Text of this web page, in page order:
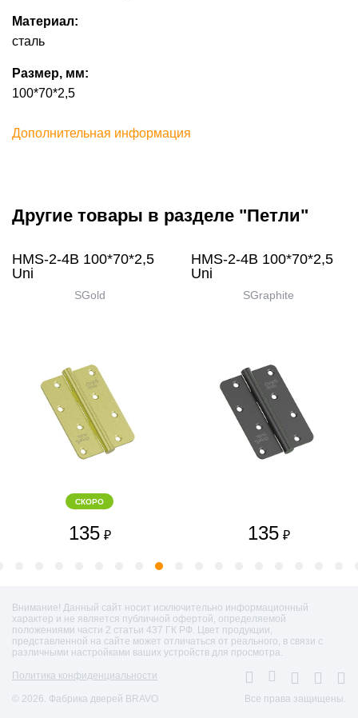
Материал:
сталь
Размер, мм:
100*70*2,5
Дополнительная информация
Другие товары в разделе "Петли"
HMS-2-4B 100*70*2,5
Uni
SGold
СКОРО
135 ₽
HMS-2-4B 100*70*2,5
Uni
SGraphite
135 ₽
Внимание! Данный сайт носит исключительно информационный
характер и не является публичной офертой, определяемой
положениями части 2 статьи 437 ГК РФ. Цвет продукции,
представленной на сайте может отличаться от реального, в связи с
различными настройками ваших устройств для просмотра.
Политика конфиденциальности
© 2026. Фабрика дверей BRAVO Все права защищены.